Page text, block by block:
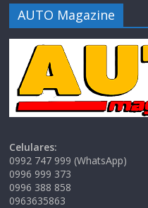
AUTO Magazine
Celulares:
0992 747 999 (WhatsApp)
0996 999 373
0996 388 858
0963635863